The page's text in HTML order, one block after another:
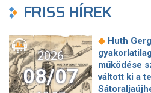
FRISS HÍREK
2026
08/07
◆ Huth
működése
váltott ki a